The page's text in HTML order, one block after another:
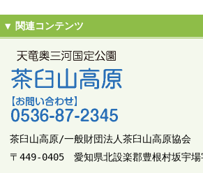
茶臼山高原/一般財団法人茶臼山高原協会
〒449-0405 愛知県北設楽郡豊根村坂宇